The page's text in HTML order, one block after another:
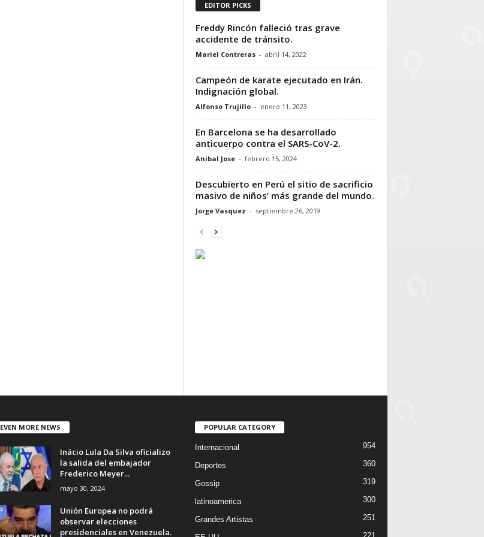
EDITOR PICKS
Freddy Rincón falleció tras grave
accidente de tránsito.
Mariel Contreras - abril 14, 2022
Campeón de karate ejecutado en Irán.
Indignación global.
Alfonso Trujillo - enero 11, 2023
En Barcelona se ha desarrollado
anticuerpo contra el SARS-CoV-2.
Anibal Jose - febrero 15, 2024
Descubierto en Perú el sitio de sacrificio
masivo de niños’ más grande del mundo.
Jorge Vasquez - septiembre 26, 2019
EVEN MORE NEWS
Inácio Lula Da Silva oficializo
la salida del embajador
Frederico Meyer...
mayo 30, 2024
Unión Europea no podrá
observar elecciones
presidenciales en Venezuela.
POPULAR CATEGORY
Internacional 954
Deportes 360
Gossip 319
latinoamerica 300
Grandes Artistas 251